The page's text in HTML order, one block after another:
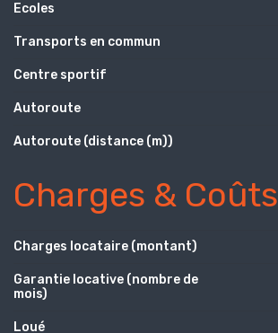
Ecoles
Transports en commun
Centre sportif
Autoroute
Autoroute (distance (m))
Charges & Coûts
Charges locataire (montant)
Garantie locative (nombre de
mois)
Loué